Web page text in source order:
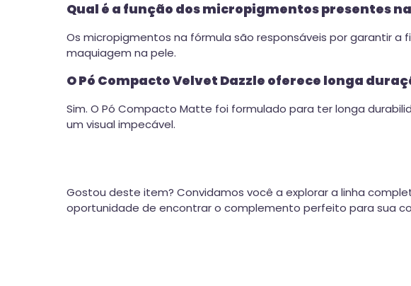
Qual é a função dos micropigmentos presentes
Os micropigmentos na fórmula são responsáveis por garantir
maquiagem na pele.
O Pó Compacto Velvet Dazzle oferece longa
Sim. O Pó Compacto Matte foi formulado para ter longa
um visual impecável.
Gostou deste item? Convidamos você a explorar a linha
oportunidade de encontrar o complemento perfeito para sua